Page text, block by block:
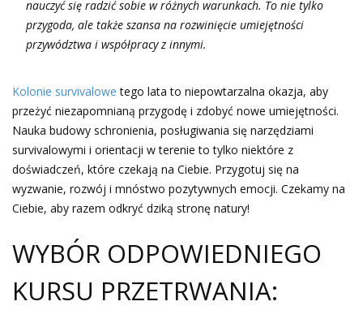
nauczyć się radzić sobie w różnych warunkach. To nie tylko
przygoda, ale także szansa na rozwinięcie umiejętności
przywództwa i współpracy z innymi.
Kolonie survivalowe tego lata to niepowtarzalna okazja, aby
przeżyć niezapomnianą przygodę i zdobyć nowe umiejętności.
Nauka budowy schronienia, posługiwania się narzędziami
survivalowymi i orientacji w terenie to tylko niektóre z
doświadczeń, które czekają na Ciebie. Przygotuj się na
wyzwanie, rozwój i mnóstwo pozytywnych emocji. Czekamy na
Ciebie, aby razem odkryć dziką stronę natury!
WYBÓR ODPOWIEDNIEGO
KURSU PRZETRWANIA: